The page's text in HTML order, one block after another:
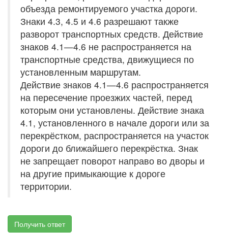
объезда ремонтируемого участка дороги.
Знаки 4.3, 4.5 и 4.6 разрешают также
разворот транспортных средств. Действие
знаков 4.1—4.6 не распространяется на
транспортные средства, движущиеся по
установленным маршрутам.
Действие знаков 4.1—4.6 распространяется
на пересечение проезжих частей, перед
которым они установлены. Действие знака
4.1, установленного в начале дороги или за
перекрёстком, распространяется на участок
дороги до ближайшего перекрёстка. Знак
не запрещает поворот направо во дворы и
на другие примыкающие к дороге
территории.
Получить ответ